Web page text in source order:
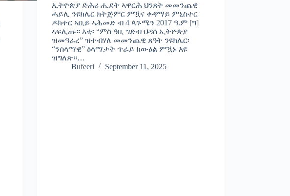
ኢትዮጵያ ድሕሪ ሒደት ኣዋርሕ ህንጸት መመንጨዊ
ሓይሊ ንዩክሌር ክትጅምር ምዃና ቀዳማይ ምኒስተር
ዶክተር ኣቢይ ኣሕመድ ብ 4 ጳጉሜን 2017 ዓ.ም [ግ]
ኣፍሊጡ። እቲ፡ “ምስ ዓቢ ግድብ ህዳሰ ኢትዮጵያ
ዝመዓራረ” ዝተብሃለ መመንጨዊ ጸዓት ንዩክሌር፡
“ንሰላማዊ” ዕላማታት ጥራይ ክውዕል ምዃኑ እዩ
ዝግለጽ።…
Bufeeri
September 11, 2025